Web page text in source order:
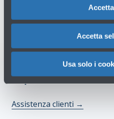
Accetta
Usa solo i
Consulta tutte le domande
Consulta le condizioni di
Ti potrebbero
Assistenza clienti →